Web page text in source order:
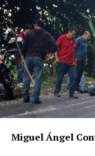
DESPUÉS
Cuatro hombres
feminicidio de
ANTES
Caen tres
operativo
Miguel Ángel